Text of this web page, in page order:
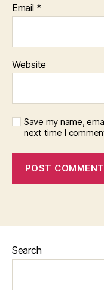
Email *
Website
Save my name,
next time I
Search